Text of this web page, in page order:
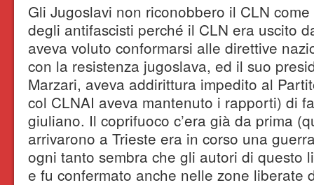
Gli Jugoslavi non riconobbero il CLN
degli antifascisti perché il CLN era uscito
aveva voluto conformarsi alle direttive
con la resistenza jugoslava, ed il suo
Marzari, aveva addirittura impedito al
col CLNAI aveva mantenuto i rapporti) di
giuliano. Il coprifuoco c’era già da prima
arrivarono a Trieste era in corso una
ogni tanto sembra che gli autori di questo
e fu confermato anche nelle zone liberate